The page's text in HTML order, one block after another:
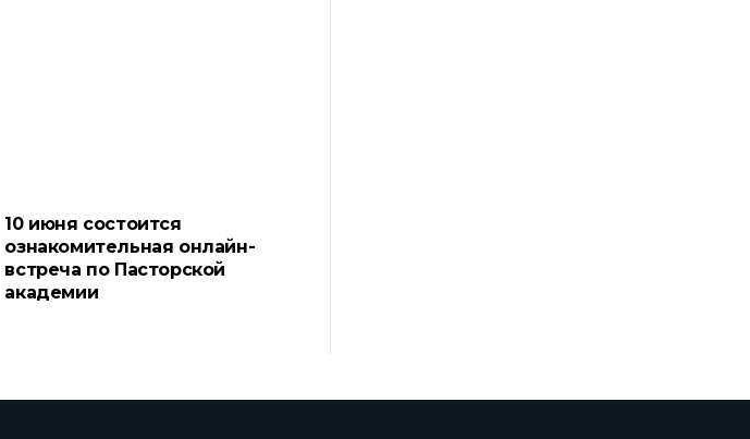
10 июня состоится
ознакомительная онлайн-
встреча по Пасторской
академии